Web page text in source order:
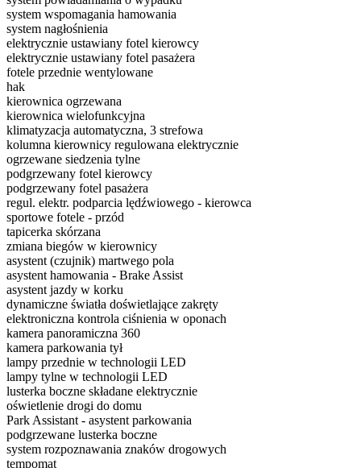
system wspomagania hamowania
system nagłośnienia
elektrycznie ustawiany fotel kierowcy
elektrycznie ustawiany fotel pasażera
fotele przednie wentylowane
hak
kierownica ogrzewana
kierownica wielofunkcyjna
klimatyzacja automatyczna, 3 strefowa
kolumna kierownicy regulowana elektrycznie
ogrzewane siedzenia tylne
podgrzewany fotel kierowcy
podgrzewany fotel pasażera
regul. elektr. podparcia lędźwiowego - kierowca
sportowe fotele - przód
tapicerka skórzana
zmiana biegów w kierownicy
asystent (czujnik) martwego pola
asystent hamowania - Brake Assist
asystent jazdy w korku
dynamiczne światła doświetlające zakręty
elektroniczna kontrola ciśnienia w oponach
kamera panoramiczna 360
kamera parkowania tył
lampy przednie w technologii LED
lampy tylne w technologii LED
lusterka boczne składane elektrycznie
oświetlenie drogi do domu
Park Assistant - asystent parkowania
podgrzewane lusterka boczne
system rozpoznawania znaków drogowych
tempomat